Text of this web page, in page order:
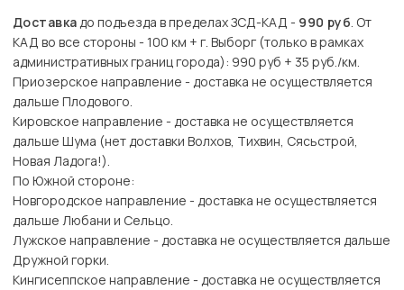
Доставкадо подъезда в пределах ЗСД-КАД - 990 руб. От
КАД во все стороны - 100 км + г. Выборг (только в рамках
административных границ города): 990 руб + 35 руб./км.
Приозерское направление - доставка не осуществляется
дальше Плодового.
Кировское направление - доставка не осуществляется
дальше Шума (нет доставки Волхов, Тихвин, Сясьстрой,
Новая Ладога!).
По Южной стороне:
Новгородское направление - доставка не осуществляется
дальше Любани и Сельцо.
Лужское направление - доставка не осуществляется дальше
Дружной горки.
Кингисеппское направление - доставка не осуществляется